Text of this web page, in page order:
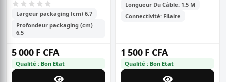
Largeur packaging (cm) 6,7
Profondeur packaging (cm)
6,5
5 000 F CFA
Qualité : Bon Etat
Longueur Du Câble: 1.5 M
Connectivité: Filaire
1 500 F CFA
Qualité : Bon Etat